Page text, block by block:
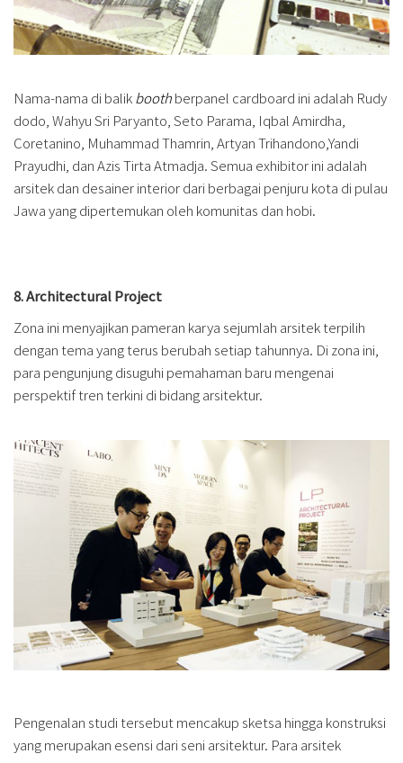
Nama-nama di balikboothberpanel cardboard ini adalah Rudy
dodo, Wahyu Sri Paryanto, Seto Parama, Iqbal Amirdha,
Coretanino, Muhammad Thamrin, Artyan Trihandono,Yandi
Prayudhi, dan Azis Tirta Atmadja. Semua exhibitor ini adalah
arsitek dan desainer interior dari berbagai penjuru kota di pulau
Jawa yang dipertemukan oleh komunitas dan hobi.
8. Architectural Project
Zona ini menyajikan pameran karya sejumlah arsitek terpilih
dengan tema yang terus berubah setiap tahunnya. Di zona ini,
para pengunjung disuguhi pemahaman baru mengenai
perspektif tren terkini di bidang arsitektur.
Pengenalan studi tersebut mencakup sketsa hingga konstruksi
yang merupakan esensi dari seni arsitektur. Para arsitek